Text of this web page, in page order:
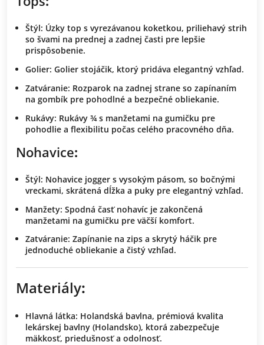
Štýl: Úzky top s vyrezávanou koketkou, priliehavý strih
so švami na prednej a zadnej časti pre lepšie
prispôsobenie.
Golier: Golier stojáčik, ktorý pridáva elegantný vzhľad.
Zatváranie: Rozparok na zadnej strane so zapínaním
na gombík pre pohodlné a bezpečné obliekanie.
Rukávy: Rukávy ¾ s manžetami na gumičku pre
pohodlie a flexibilitu počas celého pracovného dňa.
Nohavice:
Štýl: Nohavice jogger s vysokým pásom, so bočnými
vreckami, skrátená dĺžka a puky pre elegantný vzhľad.
Manžety: Spodná časť nohavíc je zakončená
manžetami na gumičku pre väčší komfort.
Zatváranie: Zapínanie na zips a skrytý háčik pre
jednoduché obliekanie a čistý vzhľad.
Materiály:
Hlavná látka: Holandská bavlna, prémiová kvalita
lekárskej bavlny (Holandsko), ktorá zabezpečuje
mäkkosť, priedušnosť a odolnosť.